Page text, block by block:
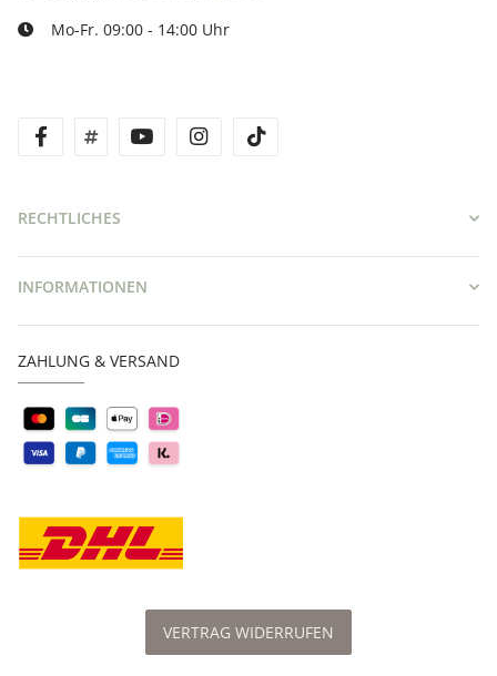
Mo-Fr. 09:00 - 14:00 Uhr
facebooktwitter youtube instagram
RECHTLICHES
INFORMATIONEN
ZAHLUNG & VERSAND
VERTRAG WIDERRUFEN